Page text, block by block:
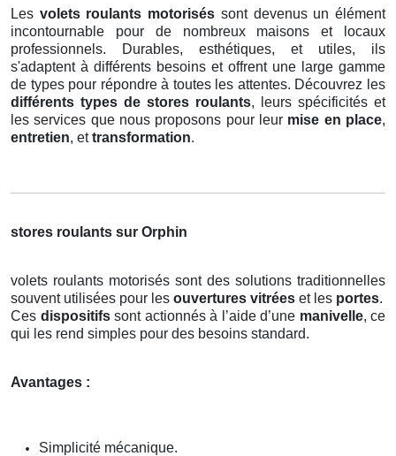
Les volets roulants motorisés sont devenus un élément
incontournable pour de nombreux maisons et locaux
professionnels. Durables, esthétiques, et utiles, ils
s'adaptent à différents besoins et offrent une large gamme
de types pour répondre à toutes les attentes. Découvrez les
différents types de stores roulants, leurs spécificités et
les services que nous proposons pour leur mise en place,
entretien, ettransformation.
stores roulants sur Orphin
volets roulants motorisés sont des solutions traditionnelles
souvent utilisées pour les ouvertures vitrées et les portes.
Ces dispositifssont actionnés à l’aide d’une manivelle, ce
qui les rend simples pour des besoins standard.
Avantages :
Simplicité mécanique.